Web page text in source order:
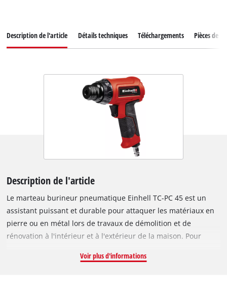
Description de l'article Détails techniques Téléchargements Pièces de
Description de l'article
Le marteau burineur pneumatique Einhell TC-PC 45 est un
assistant puissant et durable pour attaquer les matériaux en
pierre ou en métal lors de travaux de démolition et de
rénovation à l'intérieur et à l'extérieur de la maison. Pour
antidérapante avec une conception simple. Avec une pression
Voir plus d'informations